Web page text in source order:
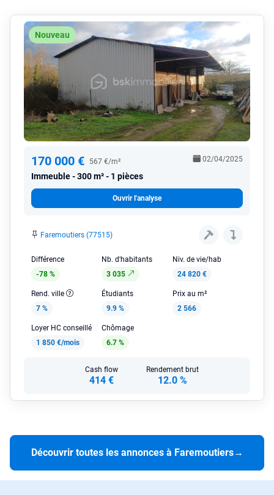
Nouveau
170 000 € 567 €/m²
Immeuble 300 m² - 1 pièces
02/04/2025
Ouvrir l'analyse
Faremoutiers (77515)
Différence
-78 %
Nb. d'habitants
3 035
Niv. de vie/hab
24 820 €
Rend. ville
7 %
Étudiants
9.9 %
Prix au m²
2 566
Loyer HC conseillé
1 850 €/mois
Chômage
6.7 %
Cash flow
414 €
Rendement brut
12.0 %
Découvrir toutes les annonces à Faremoutiers→